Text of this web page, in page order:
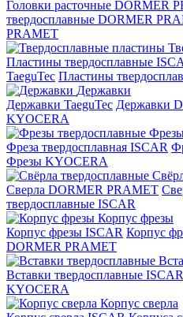
Головки расточные DORMER
твердосплавные DORMER
PRAMET
Пластины твердосплавные
TaeguTec Пластины
Державки
Державки TaeguTec Державки
KYOCERA
Фреза твердосплавная ISCAR
Фрезы KYOCERA
Сверла DORMER PRAMET
твердосплавные ISCAR
Корпус фрезы
Корпус фрезы ISCAR Корпус
DORMER PRAMET
Вставки твердосплавные ISCAR
KYOCERA
Корпус сверла